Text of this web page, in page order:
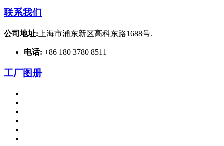
联系我们
公司地址: 上海市浦东新区高科东路1688号.
电话: +86 180 3780 8511
工厂图册